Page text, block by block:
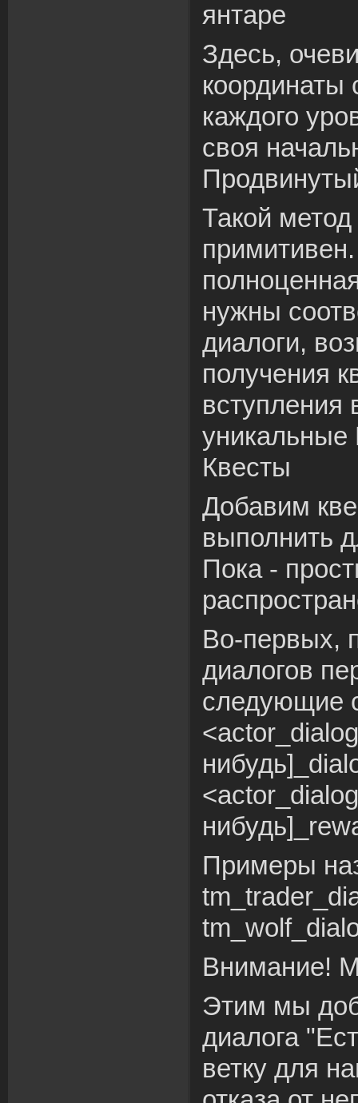
янтаре
Здесь,
координаты
каждого
своя
Такой метод
нужны
диалоги,
получения
вступления
уникальные
Квесты
Добавим
выполнить
Пока -
Во-первых,
диалогов
следующие
Примеры
Внимание!
Этим мы
диалога
ветку для